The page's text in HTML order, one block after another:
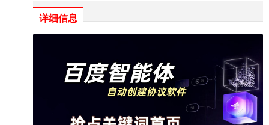
详细信息